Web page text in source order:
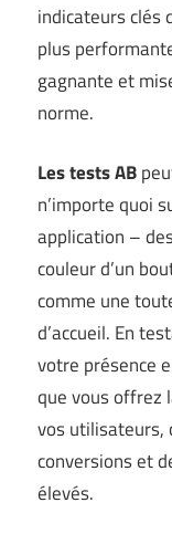
indicateurs clés
plus
gagnante et
norme.
Les tests AB
n’importe quoi
application –
couleur d’un
comme une
d’accueil. En
votre présence
que vous offrez
vos utilisateurs,
conversions et
élevés.